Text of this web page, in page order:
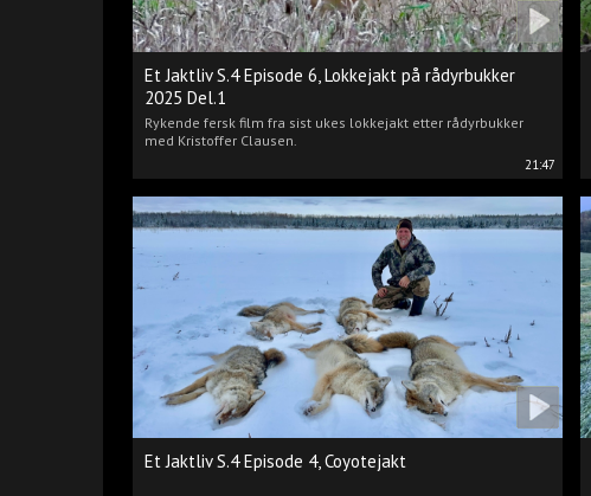
21:47
Et Jaktliv S.4 Episode 6, Lokkejakt på rådyrbukker
2025 Del.1
Rykende fersk film fra sist ukes lokkejakt etter rådyrbukker
med Kristoffer Clausen.
Et Jaktliv S.4 Episode 4, Coyotejakt